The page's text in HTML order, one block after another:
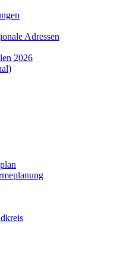
Adressen
2026